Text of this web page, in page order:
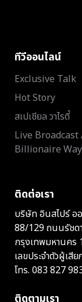
ทีวีออนไลน์
Exclusive Talk
Hot Story
สเปเชียล วาไรตี้
Live Broadcast
Billionaire Way
ติดต่อเรา
บริษัท อินสไปร์ อ
88/129 ถนนรัชด
กรุงเทพมหานคร
เลขประจำตัวผู้เสี
โทร. 083 827